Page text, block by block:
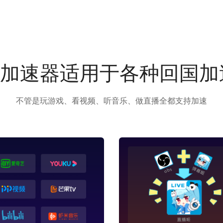
速器适用于各种回国
不管是玩游戏、看视频、听音乐、做直播全都支持加速